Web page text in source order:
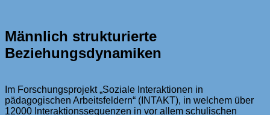
Männlich strukturierte
Beziehungsdynamiken
Im Forschungsprojekt „Soziale Interaktionen in
pädagogischen Arbeitsfeldern“ (INTAKT), in welchem über
12000 Interaktionssequenzen in vor allem schulischen